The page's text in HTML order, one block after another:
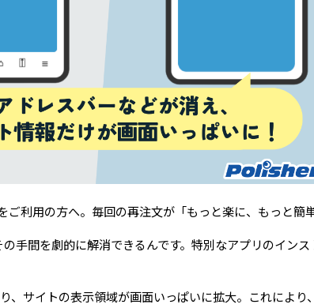
利用の方へ。毎回の再注文が「もっと楽に、もっと
間を劇的に解消できるんです。特別なアプリのイン
、サイトの表示領域が画面いっぱいに拡大。これによ